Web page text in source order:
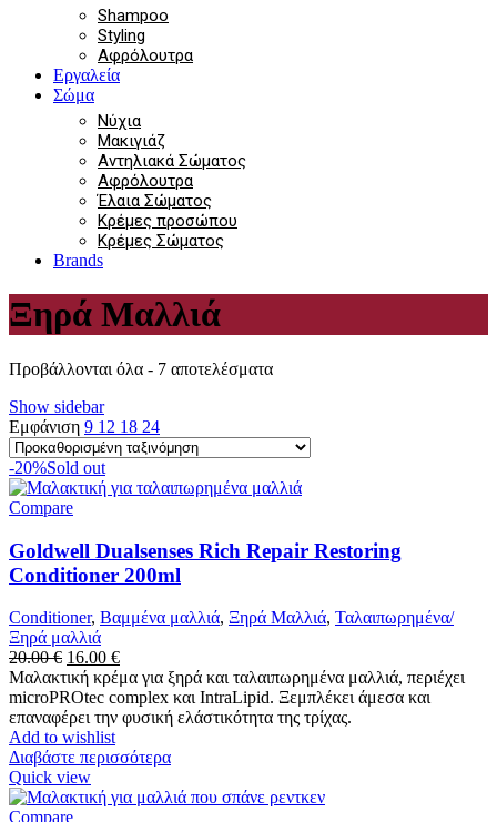
Shampoo
Styling
Αφρόλουτρα
Εργαλεία
Σώμα
Νύχια
Μακιγιάζ
Αντηλιακά Σώματος
Αφρόλουτρα
Έλαια Σώματος
Κρέμες προσώπου
Κρέμες Σώματος
Brands
Ξηρά Μαλλιά
Προβάλλονται όλα - 7 αποτελέσματα
Show sidebar
Εμφάνιση 9 12 18 24
-20%Sold out
Compare
Goldwell Dualsenses Rich Repair Restoring
Conditioner 200ml
Conditioner, Βαμμένα μαλλιά, Ξηρά Μαλλιά, Ταλαιπωρημένα/
Ξηρά μαλλιά
20.00€ Original
price
was:
20.00 €.
16.00 €Η
τρέχουσα
τιμή
είναι:
Μαλακτική κρέμα για ξηρά και ταλαιπωρημένα μαλλιά, περιέχει
microPROtec complex και IntraLipid. Ξεμπλέκει άμεσα και
επαναφέρει την φυσική ελάστικότητα της τρίχας.
Add to wishlist
Διαβάστε περισσότερα
Quick view
Compare